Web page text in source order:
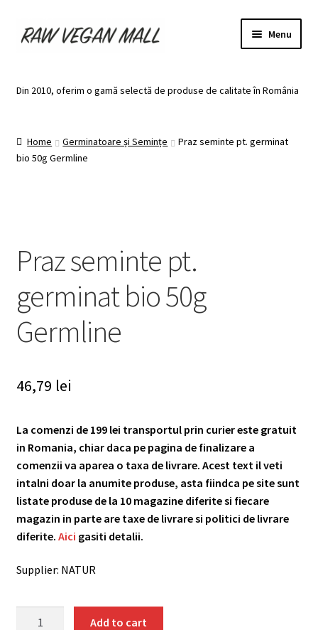
Skip
to
Skip
to
Menu
Categorii
Plată
Coș
Din 2010, oferim o gamă selectă de produse de calitate în România
Home Germinatoare și Semințe
Praz seminte pt. germinat
bio 50g Germline
Praz seminte pt.
germinat bio 50g
Germline
46,79 lei
La comenzi de 199 lei transportul prin curier este gratuit
in Romania, chiar daca pe pagina de finalizare a
comenzii va aparea o taxa de livrare. Acest text il veti
intalni doar la anumite produse, asta fiindca pe site sunt
listate produse de la 10 magazine diferite si fiecare
magazin in parte are taxe de livrare si politici de livrare
diferite. Aici gasiti detalii.
Supplier: NATUR
Add to cart